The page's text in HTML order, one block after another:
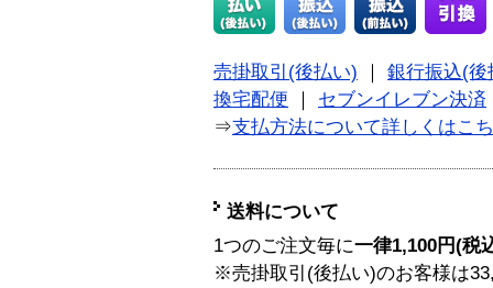
売掛取引(後払い) ｜ 銀行振込(後
換宅配便 ｜ セブンイレブン決済
⇒支払方法について詳しくはこ
送料について
1つのご注文毎に一律1,100円(税
※売掛取引(後払い)のお客様は